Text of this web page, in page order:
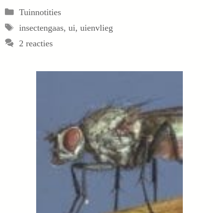
Categorieën
Tuinnotities
Tags
insectengaas, ui, uienvlieg
2 reacties